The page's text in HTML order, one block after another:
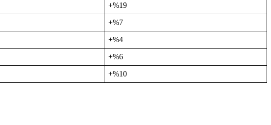
+%19
+%7
+%4
+%6
+%10